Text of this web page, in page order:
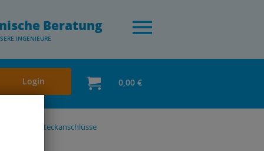
Beratung
INGENIEURE
Login 0,00 €
& Steckanschlüsse